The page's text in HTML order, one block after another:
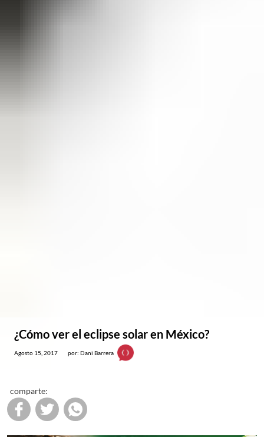
¿Cómo ver el eclipse solar en México?
Agosto 15, 2017 por: Dani Barrera
comparte: